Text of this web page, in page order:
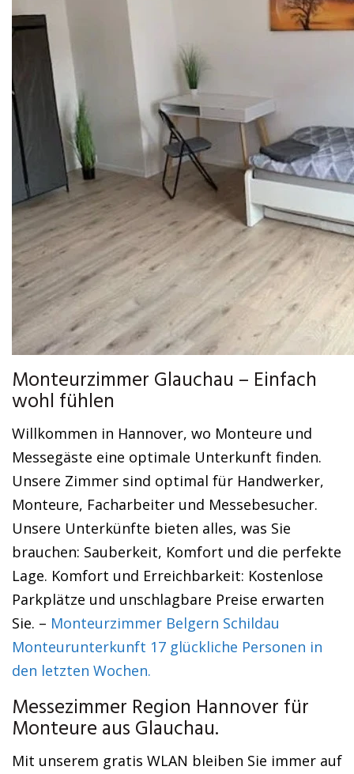
Monteurzimmer Glauchau – Einfach
wohl fühlen
Willkommen in Hannover, wo Monteure und
Messegäste eine optimale Unterkunft finden.
Unsere Zimmer sind optimal für Handwerker,
Monteure, Facharbeiter und Messebesucher.
Unsere Unterkünfte bieten alles, was Sie
brauchen: Sauberkeit, Komfort und die perfekte
Lage. Komfort und Erreichbarkeit: Kostenlose
Parkplätze und unschlagbare Preise erwarten
Sie. – Monteurzimmer Belgern Schildau
Monteurunterkunft 17 glückliche Personen in
den letzten Wochen.
Messezimmer Region Hannover für
Monteure aus Glauchau.
Mit unserem gratis WLAN bleiben Sie immer auf